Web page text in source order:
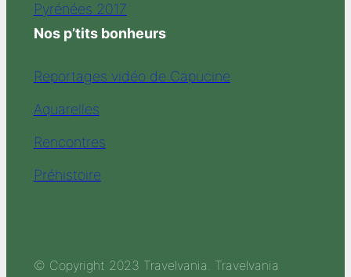
Pyrénées 2017
Nos p’tits bonheurs
Reportages vidéo de Capucine
Aquarelles
Rencontres
Préhistoire
© Copyright 2023 Travelvania. Travelvania